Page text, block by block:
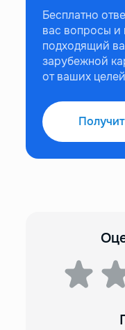
Бесплатно
вас вопросы и
подходящий
зарубежной
от ваших